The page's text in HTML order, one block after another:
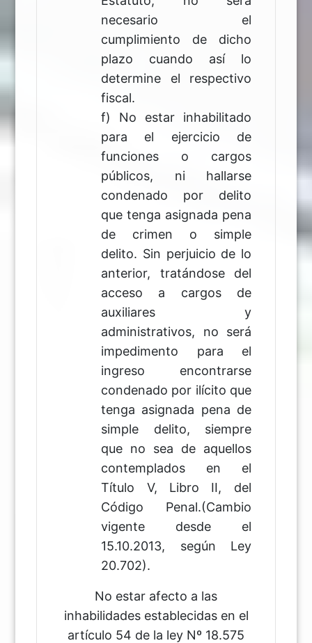
necesario el
cumplimiento de dicho
plazo cuando así lo
determine el respectivo
fiscal.
f) No estar inhabilitado
para el ejercicio de
funciones o cargos
públicos, ni hallarse
condenado por delito
que tenga asignada pena
de crimen o simple
delito. Sin perjuicio de lo
anterior, tratándose del
acceso a cargos de
auxiliares y
administrativos, no será
impedimento para el
ingreso encontrarse
condenado por ilícito que
tenga asignada pena de
simple delito, siempre
que no sea de aquellos
contemplados en el
Título V, Libro II, del
Código Penal.(Cambio
vigente desde el
15.10.2013, según Ley
20.702).
No estar afecto a las
inhabilidades establecidas en el
artículo 54 de la ley Nº 18.575